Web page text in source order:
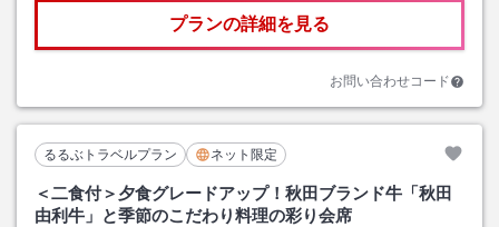
プランの詳細を見る
お問い合わせコード
るるぶトラベルプラン ネット限定
＜二食付＞夕食グレードアップ！秋田ブランド牛「秋田
由利牛」と季節のこだわり料理の彩り会席